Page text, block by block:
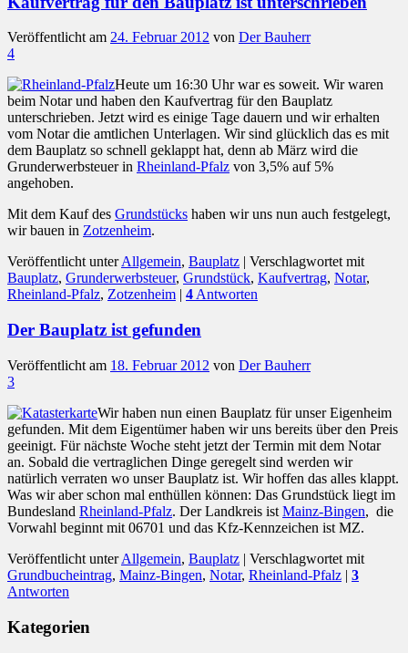
Veröffentlicht am 24. Februar 2012 von Der Bauherr
4
Heute um 16:30 Uhr war es soweit. Wir waren
beim Notar und haben den Kaufvertrag für den Bauplatz
unterschrieben. Jetzt wird es einige Tage dauern und wir erhalten
vom Notar die amtlichen Unterlagen. Wir sind glücklich das es mit
dem Bauplatz so schnell geklappt hat, denn ab März wird die
Grunderwerbsteuer in Rheinland-Pfalz von 3,5% auf 5%
angehoben.
Mit dem Kauf des Grundstücks haben wir uns nun auch festgelegt,
wir bauen in Zotzenheim.
Veröffentlicht unter Allgemein, Bauplatz | Verschlagwortet mit
Bauplatz, Grunderwerbsteuer, Grundstück, Kaufvertrag, Notar,
Rheinland-Pfalz, Zotzenheim | 4 Antworten
Der Bauplatz ist gefunden
Veröffentlicht am 18. Februar 2012 von Der Bauherr
3
Wir haben nun einen Bauplatz für unser Eigenheim
gefunden. Mit dem Eigentümer haben wir uns bereits über den Preis
geeinigt. Für nächste Woche steht jetzt der Termin mit dem Notar
an. Sobald die vertraglichen Dinge geregelt sind werden wir
natürlich verraten wo unser Bauplatz ist. Wir hoffen das alles klappt.
Was wir aber schon mal enthüllen können: Das Grundstück liegt im
Bundesland Rheinland-Pfalz. Der Landkreis ist Mainz-Bingen, die
Vorwahl beginnt mit 06701 und das Kfz-Kennzeichen ist MZ.
Veröffentlicht unter Allgemein, Bauplatz | Verschlagwortet mit
Grundbucheintrag, Mainz-Bingen, Notar, Rheinland-Pfalz | 3
Antworten
Kategorien